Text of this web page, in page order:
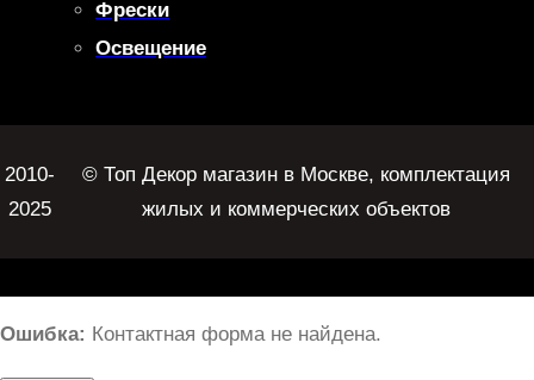
Фрески
Освещение
2010-
2025
© Топ Декор магазин в Москве, комплектация
жилых и коммерческих объектов
Ошибка: Контактная форма не найдена.